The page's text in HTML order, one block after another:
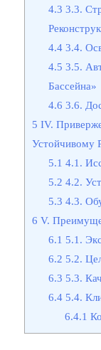
4.3 3.3.
4.4 3.4.
4.5 3.5.
Бассейна»
4.6 3.6.
5 IV.
Устойчивому
5.1 4.1.
5.2 4.2.
5.3 4.3.
6 V.
6.1 5.1.
6.2 5.2.
6.3 5.3.
6.4 5.4.
6.4.1